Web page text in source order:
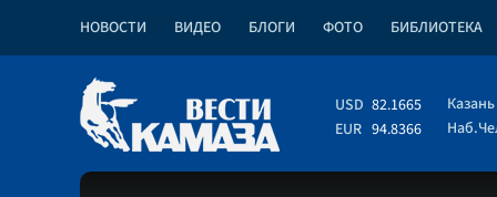
НОВОСТИ ВИДЕО БЛОГИ ФОТО БИБЛИОТЕКА
USD 82.1665
EUR 94.8366
Казань